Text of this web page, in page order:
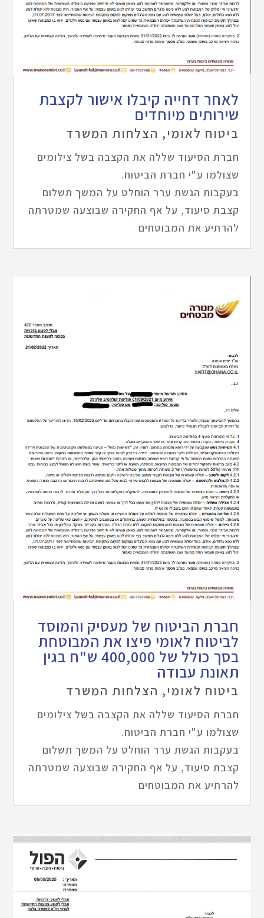
לאחר דחייה קיבלו אישור לקצבת
שירותים מיוחדים
ביטוח לאומי, הצלחות המשרד
חברת הסיעוד שללה את הקצבה בשל צילומים
שצולמו ע"י חברת הביטוח.
בעקבות הגשת ערר הוחלט על המשך תשלום
קצבת סיעוד, על אף החקירה שבוצעה שמטרתה
להרתיע את המבוטחים
חברת הביטוח של מעסיק והמוסד
לביטוח לאומי פיצו את המבוטחת
בסך כולל של 400,000 ש"ח בגין
תאונת עבודה
ביטוח לאומי, הצלחות המשרד
חברת הסיעוד שללה את הקצבה בשל צילומים
שצולמו ע"י חברת הביטוח.
בעקבות הגשת ערר הוחלט על המשך תשלום
קצבת סיעוד, על אף החקירה שבוצעה שמטרתה
להרתיע את המבוטחים